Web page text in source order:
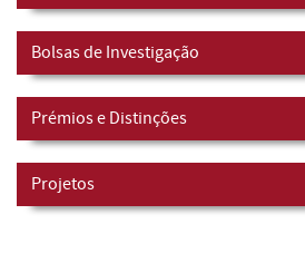
Bolsas de Investigação
Prémios e Distinções
Projetos